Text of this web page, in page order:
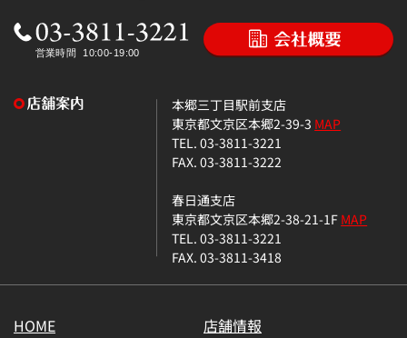
本郷三丁目駅前支店
東京都文京区本郷2-39-3 MAP
TEL. 03-3811-3221
FAX. 03-3811-3222
春日通支店
東京都文京区本郷2-38-21-1FMAP
TEL. 03-3811-3221
FAX. 03-3811-3418
HOME
店舗情報